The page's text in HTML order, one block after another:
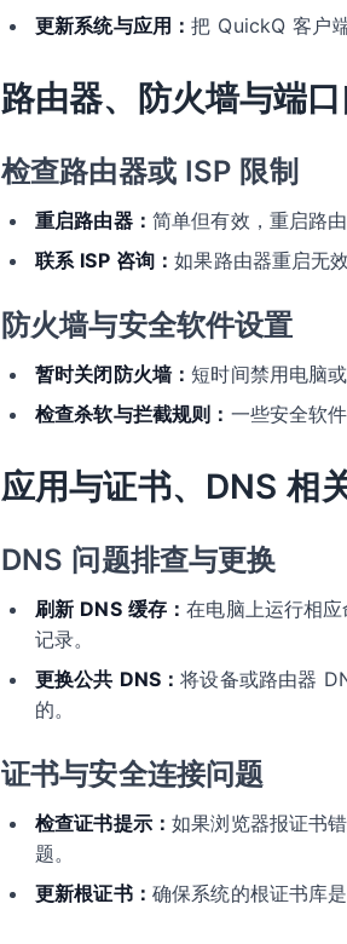
更新系统与应用：把 QuickQ 客户
路由器、防火墙与端
检查路由器或 ISP 限制
重启路由器： 简单但有效，重启路
联系 ISP 咨询：如果路由器重启无
防火墙与安全软件设置
暂时关闭防火墙：短时间禁用电脑
检查杀软与拦截规则： 一些安全软
应用与证书、DNS 相
DNS 问题排查与更换
刷新 DNS 缓存：在电脑上运行相
记录。
更换公共 DNS：将设备或路由器
的。
证书与安全连接问题
检查证书提示：如果浏览器报证书
题。
更新根证书： 确保系统的根证书库